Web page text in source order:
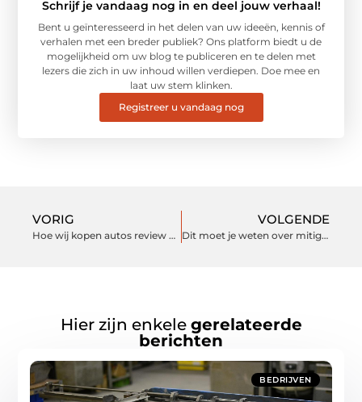
Schrijf je vandaag nog in en deel jouw verhaal!
Bent u geïnteresseerd in het delen van uw ideeën, kennis of
verhalen met een breder publiek? Ons platform biedt u de
mogelijkheid om uw blog te publiceren en te delen met
lezers die zich in uw inhoud willen verdiepen. Doe mee en
laat uw stem klinken.
Registreer u vandaag nog
VORIG
Hoe wij kopen autos review evalueren?
VOLGENDE
Dit moet je weten over mitigeren
Hier zijn enkele gerelateerde
berichten
BEDRIJVEN